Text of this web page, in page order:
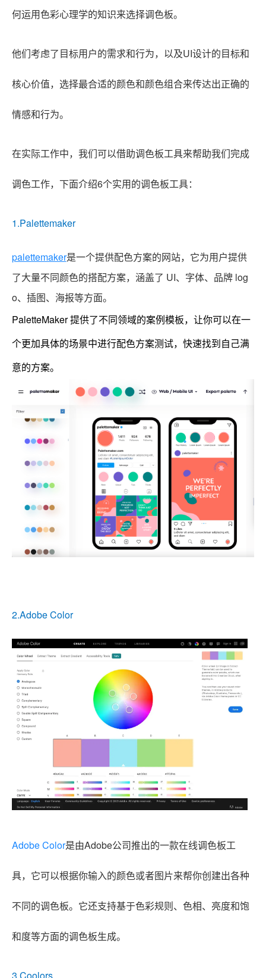
何运用色彩心理学的知识来选择调色板。
他们考虑了目标用户的需求和行为，以及UI设计的目标和
核心价值，选择最合适的颜色和颜色组合来传达出正确的
情感和行为。
在实际工作中，我们可以借助调色板工具来帮助我们完成
调色工作，下面介绍6个实用的调色板工具：
1.Palettemaker
palettemaker是一个提供配色方案的网站，它为用户提供
了大量不同颜色的搭配方案，涵盖了 UI、字体、品牌 log
o、插图、海报等方面。
PaletteMaker 提供了不同领域的案例模板，让你可以在一
个更加具体的场景中进行配色方案测试，快速找到自己满
意的方案。
2.Adobe Color
Adobe Color是由Adobe公司推出的一款在线调色板工
具，它可以根据你输入的颜色或者图片来帮你创建出各种
不同的调色板。它还支持基于色彩规则、色相、亮度和饱
和度等方面的调色板生成。
3.Coolors